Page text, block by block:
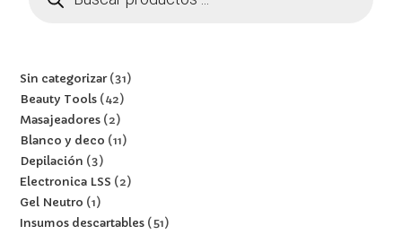
Sin categorizar 31
Beauty Tools 42
Masajeadores 2
Blanco y deco
11
Depilación
3
Electronica LSS
2
Gel Neutro
1
Insumos descartables 51